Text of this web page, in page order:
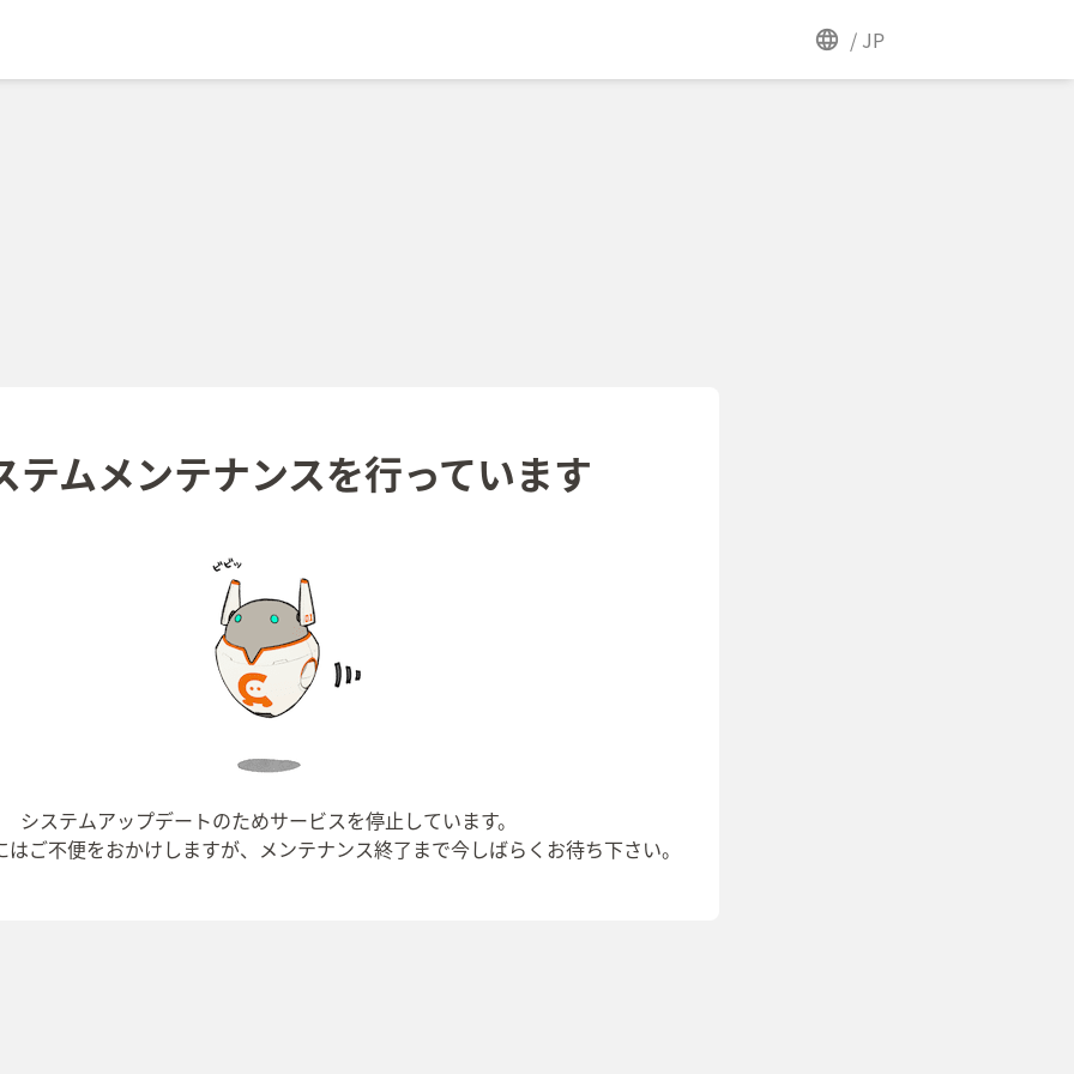
/ JP
テムメンテナンスを行っています
システムアップデートのためサービスを停止しています。
ご不便をおかけしますが、メンテナンス終了まで今しばらくお待ち下さい。